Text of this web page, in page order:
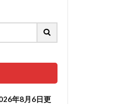
年8月6日更